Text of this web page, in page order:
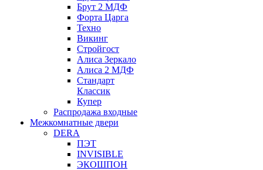
Брут 2 МДФ
Форта Царга
Техно
Викинг
Стройгост
Алиса Зеркало
Алиса 2 МДФ
Стандарт
Классик
Купер
Распродажа входные
Межкомнатные двери
DERA
ПЭТ
INVISIBLE
ЭКОШПОН